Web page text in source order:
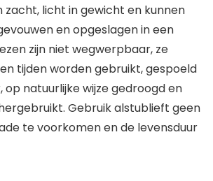
zacht, licht in gewicht en kunnen
en opgeslagen in een
zijn niet wegwerpbaar, ze
tijden worden gebruikt, gespoeld
natuurlijke wijze gedroogd en
Gebruik alstublieft geen
te voorkomen en de levensduur